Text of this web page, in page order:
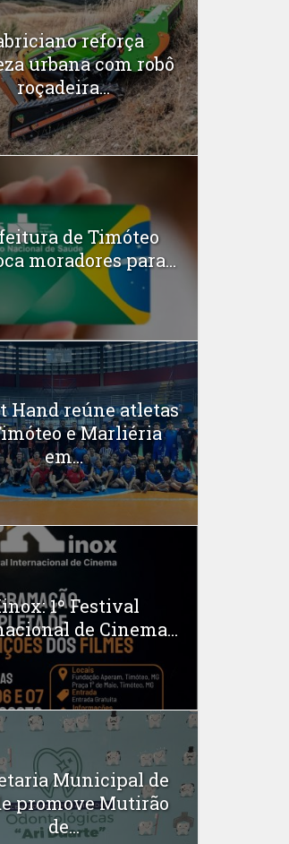
reforça
urbana com robô
roçadeira...
de Timóteo
moradores para...
Hand reúne atletas
e Marliéria
em...
1º Festival
de Cinema...
Municipal de
promove Mutirão
de...